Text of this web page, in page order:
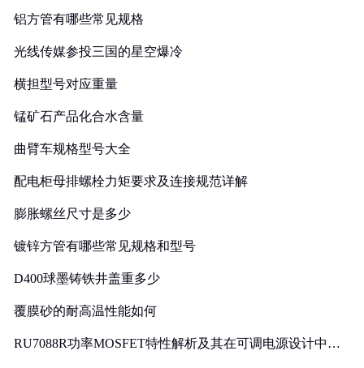
铝方管有哪些常见规格
光线传媒参投三国的星空爆冷
横担型号对应重量
锰矿石产品化合水含量
曲臂车规格型号大全
配电柜母排螺栓力矩要求及连接规范详解
膨胀螺丝尺寸是多少
镀锌方管有哪些常见规格和型号
D400球墨铸铁井盖重多少
覆膜砂的耐高温性能如何
RU7088R功率MOSFET特性解析及其在可调电源设计中的